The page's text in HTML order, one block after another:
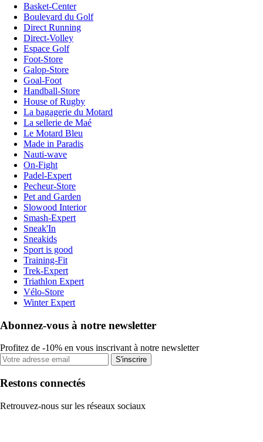
Basket-Center
Boulevard du Golf
Direct Running
Direct-Volley
Espace Golf
Foot-Store
Galop-Store
Goal-Foot
Handball-Store
House of Rugby
La bagagerie du Motard
La sellerie de Maé
Le Motard Bleu
Made in Paradis
Nauti-wave
On-Fight
Padel-Expert
Pecheur-Store
Pet and Garden
Slowood Interior
Smash-Expert
Sneak'In
Sneakids
Sport is good
Training-Fit
Trek-Expert
Triathlon Expert
Vélo-Store
Winter Expert
Abonnez-vous à notre newsletter
Profitez de -10% en vous inscrivant à notre newsletter
S'inscrire
Restons connectés
Retrouvez-nous sur les réseaux sociaux